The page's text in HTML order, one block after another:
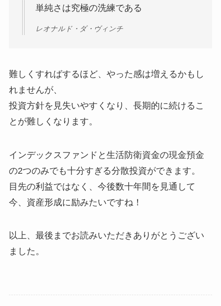
単純さは究極の洗練である
レオナルド・ダ・ヴィンチ
難しくすればするほど、やった感は増えるかもし
れませんが、
投資方針を見失いやすくなり、長期的に続けるこ
とが難しくなります。
インデックスファンドと生活防衛資金の現金預金
の2つのみでも十分すぎる分散投資ができます。
目先の利益ではなく、今後数十年間を見通して
今、資産形成に励みたいですね！
以上、最後までお読みいただきありがとうござい
ました。